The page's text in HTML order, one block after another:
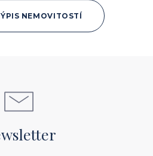
NEMOVITOSTÍ